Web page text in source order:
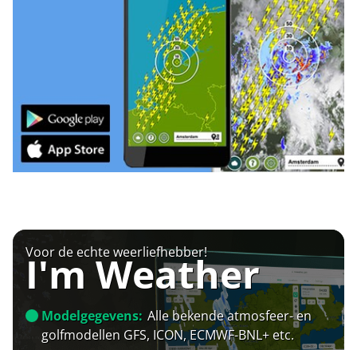
Voor de echte weerliefhebber!
I'm Weather
Modelgegevens: Alle bekende atmosfeer- en
golfmodellen GFS, ICON, ECMWF-BNL+ etc.